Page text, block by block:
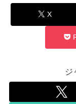
X
ジ